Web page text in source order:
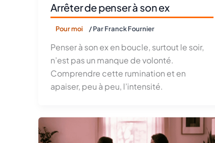
Arrêter de penser à son ex
Pour moi / ParFranck Fournier
Penser à son ex en boucle, surtout le soir,
n’est pas un manque de volonté.
Comprendre cette rumination et en
apaiser, peu à peu, l’intensité.